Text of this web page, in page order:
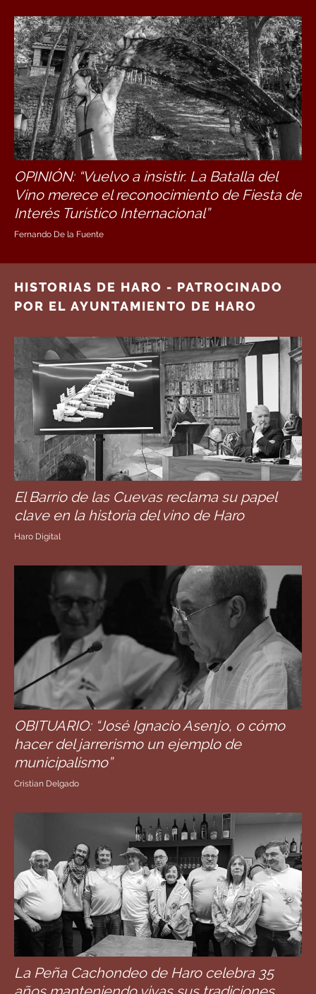
OPINIÓN: “Vuelvo a insistir. La Batalla del
Vino merece el reconocimiento de Fiesta de
Interés Turístico Internacional”
Fernando De la Fuente
HISTORIAS DE HARO - PATROCINADO
POR EL AYUNTAMIENTO DE HARO
El Barrio de las Cuevas reclama su papel
clave en la historia del vino de Haro
Haro Digital
OBITUARIO: “José Ignacio Asenjo, o cómo
hacer del jarrerismo un ejemplo de
municipalismo”
Cristian Delgado
La Peña Cachondeo de Haro celebra 35